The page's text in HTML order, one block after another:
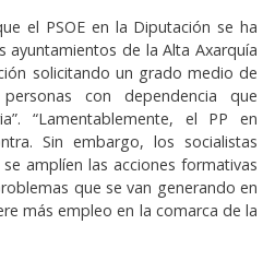
el PSOE en la Diputación se ha
de la Alta Axarquía
solicitando un grado medio de
con dependencia que
“Lamentablemente, el PP en
Sin embargo, los socialistas
amplíen las acciones formativas
que se van generando en
más empleo en la comarca de la